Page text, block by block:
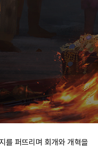
를 퍼뜨리며 회개와 개혁을